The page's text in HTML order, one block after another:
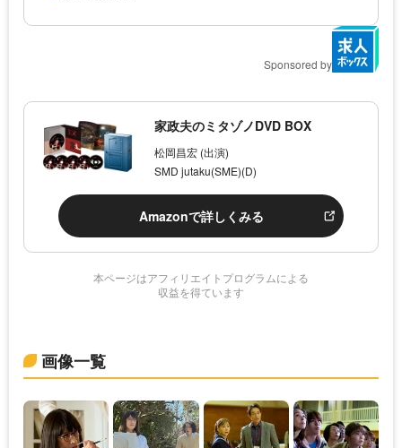
Sponsored by
家政夫のミタゾノDVD BOX
松岡昌宏 (出演)
SMD jutaku(SME)(D)
Amazonで詳しくみる
本ページはアフィリエイトプログラムによる
収益を得ています
画像一覧